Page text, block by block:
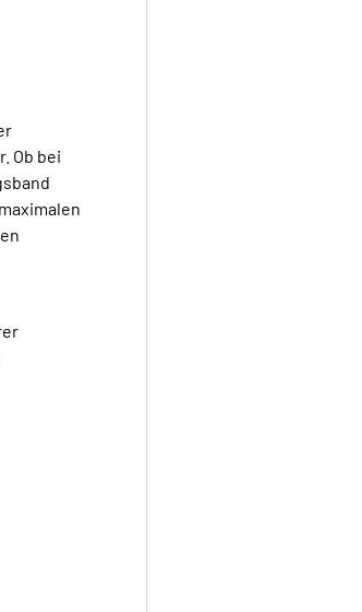
Ob bei